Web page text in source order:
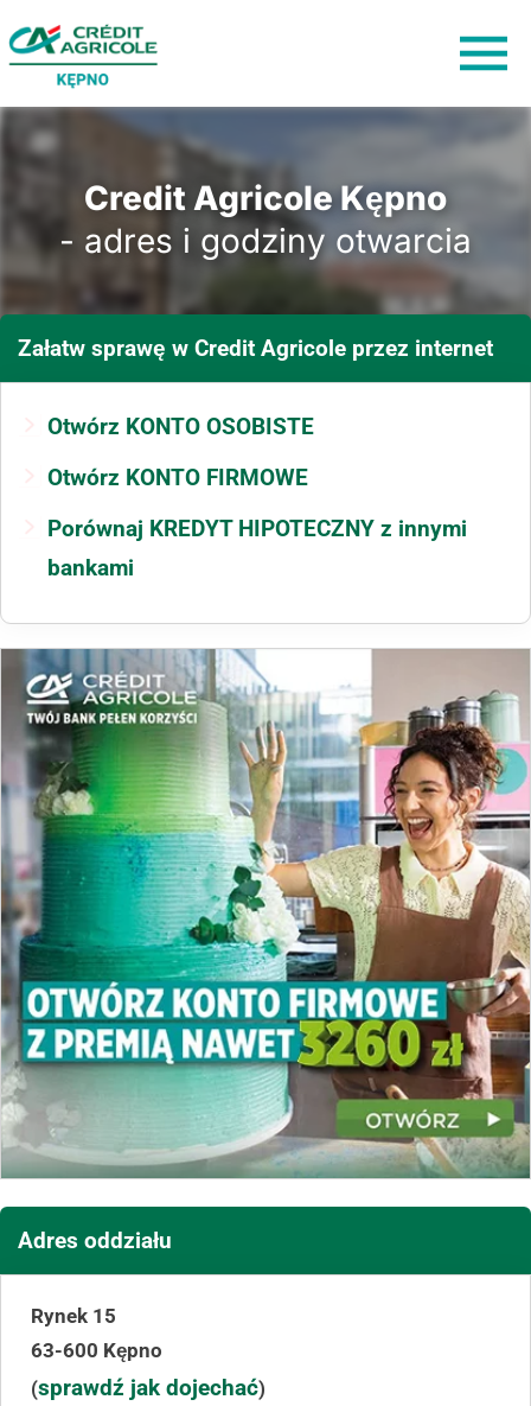
Credit Agricole Kępno
- adres i godziny otwarcia
Załatw sprawę w Credit Agricole przez internet
Otwórz KONTO OSOBISTE
Otwórz KONTO FIRMOWE
Porównaj KREDYT HIPOTECZNY z innymi
bankami
Adres oddziału
Rynek 15
63-600 Kępno
(sprawdź jak dojechać)